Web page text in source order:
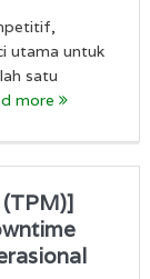
utama untuk
satu
more